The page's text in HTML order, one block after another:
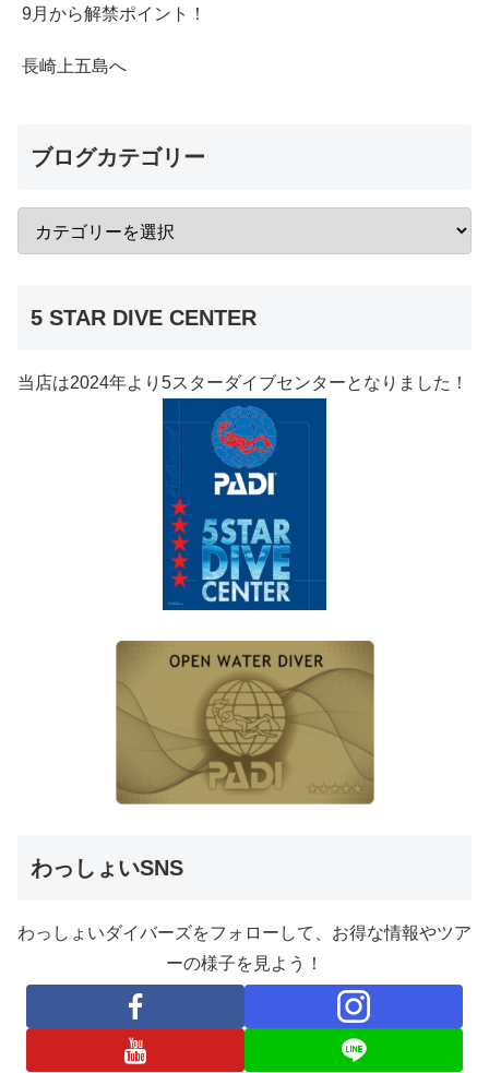
9月から解禁ポイント！
長崎上五島へ
ブログカテゴリー
5 STAR DIVE CENTER
当店は2024年より5スターダイブセンターとなりました！
わっしょいSNS
わっしょいダイバーズをフォローして、お得な情報やツア
ーの様子を見よう！